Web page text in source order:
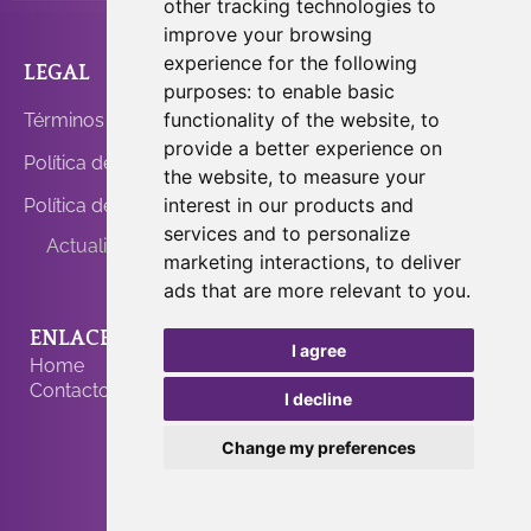
other tracking technologies to
improve your browsing
experience for the following
purposes: to enable basic
functionality of the website, to
provide a better experience on
the website, to measure your
interest in our products and
services and to personalize
marketing interactions, to deliver
ads that are more relevant to you.
I agree
I decline
Change my preferences
prueba, sino de vibración y estado de conciencia. A
medida que uno eleva su frecuencia, empieza a
percibir la estructura más amplia de la realidad y
finalmente comprende que todo es Uno y que todo
ocurre en el Ahora.
escuchar la guía divina. Que tus dones y
conocimientos no los tuvieras que aprender del
mundo físico, sino que los compartieras como
canal divino, guiado internamente.
Este es el estado disponible para cada persona, si
está dispuesta a despertar y recordar.
LEGAL
Términos de Uso
Política de Privacidad
Política de Cookies
Actualizar Cookies
ANFRINIT
ENLACES RÁPIDOS
Home
Contacto
PROGRAMAS
Activación de Cuerpo de
Luz